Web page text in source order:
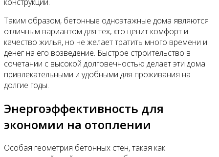
Таким образом, бетонные одноэтажные дома являются
отличным вариантом для тех, кто ценит комфорт и
качество жилья, но не желает тратить много времени и
денег на его возведение. Быстрое строительство в
сочетании с высокой долговечностью делает эти дома
привлекательными и удобными для проживания на
долгие годы.
Энергоэффективность для
экономии на отоплении
Особая геометрия бетонных стен, такая как